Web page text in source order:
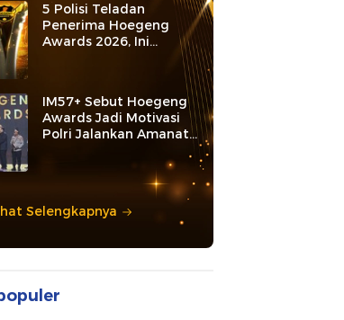
5 Polisi Teladan
Penerima Hoegeng
Awards 2026, Ini
Kategori dan Kiprahnya
IM57+ Sebut Hoegeng
Awards Jadi Motivasi
Polri Jalankan Amanat
Selengkapnya